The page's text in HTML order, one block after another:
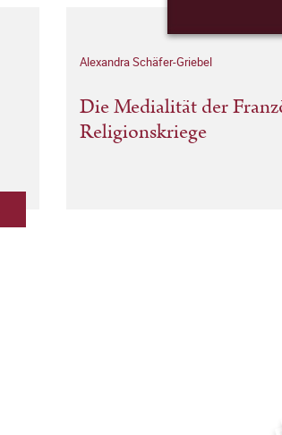
Alexandra Schäfer-Griebel
Die Medialität der
Religionskriege